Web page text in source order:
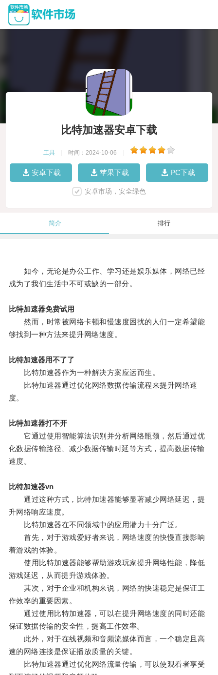
比特加速器安卓下载
工具 时间：2024-10-06
安卓下载 苹果下载 PC下载
安卓市场，安全绿色
简介 排行
如今，无论是办公工作、学习还是娱乐媒体，网络已经
成为了我们生活中不可或缺的一部分。
比特加速器免费试用
然而，时常被网络卡顿和慢速度困扰的人们一定希望能
够找到一种方法来提升网络速度。
比特加速器用不了了
比特加速器作为一种解决方案应运而生。
比特加速器通过优化网络数据传输流程来提升网络速
度。
比特加速器打不开
它通过使用智能算法识别并分析网络瓶颈，然后通过优
化数据传输路径、减少数据传输时延等方式，提高数据传输
速度。
比特加速器vn
通过这种方式，比特加速器能够显著减少网络延迟，提
升网络响应速度。
比特加速器在不同领域中的应用潜力十分广泛。
首先，对于游戏爱好者来说，网络速度的快慢直接影响
着游戏的体验。
使用比特加速器能够帮助游戏玩家提升网络性能，降低
游戏延迟，从而提升游戏体验。
其次，对于企业和机构来说，网络的快速稳定是保证工
作效率的重要因素。
通过使用比特加速器，可以在提升网络速度的同时还能
保证数据传输的安全性，提高工作效率。
此外，对于在线视频和音频流媒体而言，一个稳定且高
速的网络连接是保证播放质量的关键。
比特加速器通过优化网络流量传输，可以使观看者享受